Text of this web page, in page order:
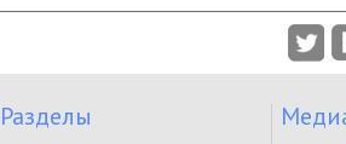
Разделы